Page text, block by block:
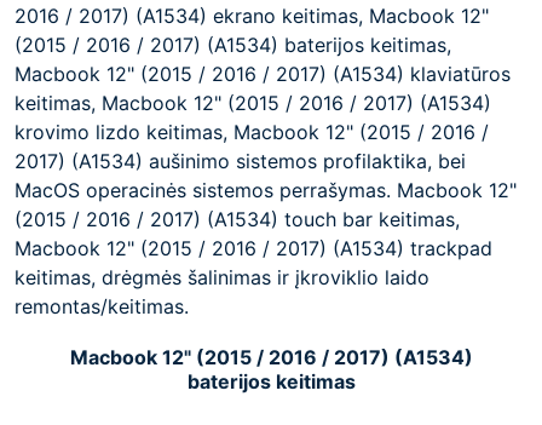
2016 / 2017) (A1534) ekrano keitimas, Macbook 12"
(2015 / 2016 / 2017) (A1534) baterijos keitimas,
Macbook 12" (2015 / 2016 / 2017) (A1534) klaviatūros
keitimas, Macbook 12" (2015 / 2016 / 2017) (A1534)
krovimo lizdo keitimas, Macbook 12" (2015 / 2016 /
2017) (A1534) aušinimo sistemos profilaktika, bei
MacOS operacinės sistemos perrašymas. Macbook 12"
(2015 / 2016 / 2017) (A1534) touch bar keitimas,
Macbook 12" (2015 / 2016 / 2017) (A1534) trackpad
keitimas, drėgmės šalinimas ir įkroviklio laido
remontas/keitimas.
Macbook 12" (2015 / 2016 / 2017) (A1534)
baterijos keitimas